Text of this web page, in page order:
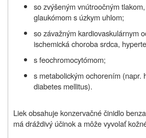
so zvýšeným vnútroočným
glaukómom s úzkym uhlom;
so závažným kardiovaskulárnym
ischemická choroba srdca,
s feochromocytómom;
s metabolickým ochorením (napr.
diabetes mellitus).
Liek obsahuje konzervačné činidlo
má dráždivý účinok a môže vyvolať